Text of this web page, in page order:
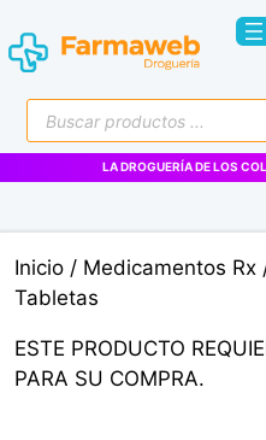
al
contenido
Búsqueda
de
productos
LA DROGUERÍA DE LOS
Inicio / Medicamentos Rx
Tabletas
ESTE PRODUCTO
PARA SU COMPRA.